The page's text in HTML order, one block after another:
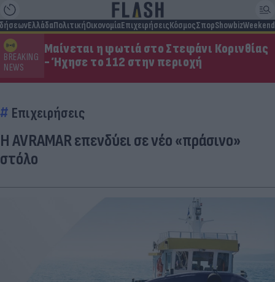
ΕλλάδαΠολιτικήΟικονομίαΕπιχειρήσειςΚόσμοςΣπορShowbizWeekend
BREAKING
NEWS
Μαίνεται η φωτιά στο Στεφάνι Κορινθίας
- Ήχησε το 112 στην περιοχή
Επιχειρήσεις
H AVRAMAR επενδύει σε νέο «πράσινο»
στόλο